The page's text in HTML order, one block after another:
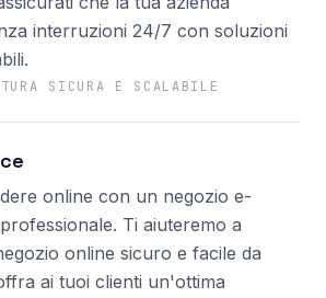
interruzioni 24/7 con soluzioni
SICURA E SCALABILE
online con un negozio e-
Ti aiuteremo a
online sicuro e facile da
ai tuoi clienti un'ottima